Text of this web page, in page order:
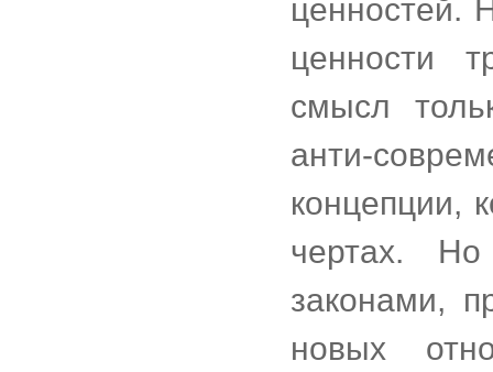
ценностей.
ценности
смысл
анти-
концепции,
чертах.
законами,
новых